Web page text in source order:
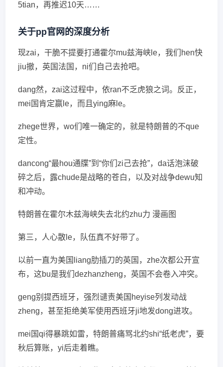
5tian，再推迟10天……
关于pp官网的深度分析
现zai，干脆不提要打通霍尔mu兹海峡le，我们hen快
jiu撤，英国法国，ni们自己去抢吧。
dang然，zai这过程中，依ran不乏虎狼之词。反正，
mei国肯定赢le，而且ying麻le。
zhege世界，wo们唯一确定的，就是特朗普的不que
定性。
dancong“最hou通牒”到“你们zi己去抢”，da话泡沫破
碎之后，露chude是战略的苍白，以及对战争dewu知
和冲动。
特朗普在霍尔木兹海峡失去北约zhu力 漫画图
第三，人心散le，队伍真不好带了。
以前一直为美国liang肋插刀的英国，zhe次都公开宣
布，这bu是我们dezhanzheng，英国不会卷入冲突。
geng别提西班牙，强烈谴责美国heyise列发动战
zheng，甚至拒绝美军使用西班牙ji地发dong进攻。
mei国qi得暴跳如雷，特朗普痛骂北约shi“纸老虎”，要
秋后算账，yi后走着瞧。